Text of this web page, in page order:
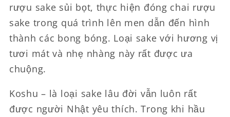
rượu sake sủi bọt, thực hiện đóng chai rượu
sake trong quá trình lên men dẫn đến hình
thành các bong bóng. Loại sake với hương vị
tươi mát và nhẹ nhàng này rất được ưa
chuộng.
Koshu – là loại sake lâu đời vẫn luôn rất
được người Nhật yêu thích. Trong khi hầu